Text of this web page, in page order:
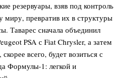
резервуары, взяв под контроль
миру, превратив их в структуры
Таварес сначала объединил
PSA с Fiat Chrysler, а затем
всего, будет возиться с
Формулы-1: легкой и